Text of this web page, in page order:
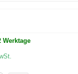
Werktage